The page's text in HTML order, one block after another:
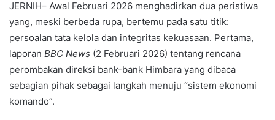
JERNIH– Awal Februari 2026 menghadirkan dua peristiwa
yang, meski berbeda rupa, bertemu pada satu titik:
persoalan tata kelola dan integritas kekuasaan. Pertama,
laporan BBC News (2 Februari 2026) tentang rencana
perombakan direksi bank-bank Himbara yang dibaca
sebagian pihak sebagai langkah menuju “sistem ekonomi
komando”.